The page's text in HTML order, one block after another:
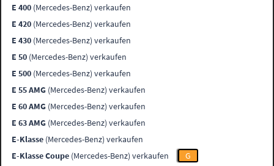
E 400 (Mercedes-Benz) verkaufen
E 420 (Mercedes-Benz) verkaufen
E 430 (Mercedes-Benz) verkaufen
E 50 (Mercedes-Benz) verkaufen
E 500 (Mercedes-Benz) verkaufen
E 55 AMG (Mercedes-Benz) verkaufen
E 60 AMG (Mercedes-Benz) verkaufen
E 63 AMG (Mercedes-Benz) verkaufen
E-Klasse (Mercedes-Benz) verkaufen
E-Klasse Coupe (Mercedes-Benz) verkaufen
G